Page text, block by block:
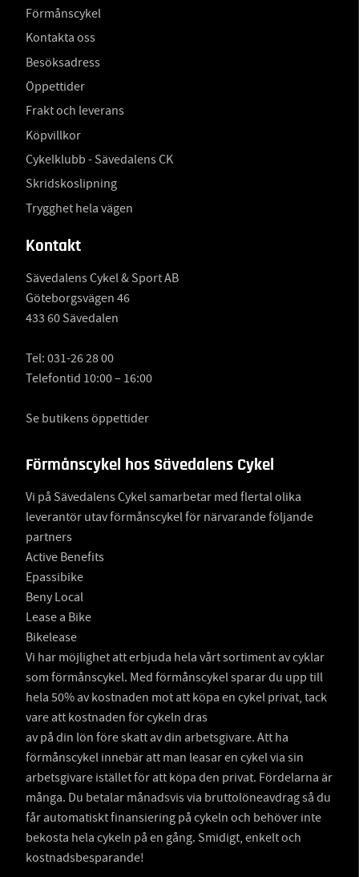
Förmånscykel
Kontakta oss
Besöksadress
Öppettider
Frakt och leverans
Köpvillkor
Cykelklubb - Sävedalens CK
Skridskoslipning
Trygghet hela vägen
Kontakt
Sävedalens Cykel & Sport AB
Göteborgsvägen 46
433 60 Sävedalen
Tel: 031-26 28 00
Telefontid 10:00 – 16:00
Se butikens öppettider
Förmånscykel hos Sävedalens Cykel
Vi på Sävedalens Cykel samarbetar med flertal olika
leverantör utav förmånscykel för närvarande följande
partners
Active Benefits
Epassibike
Beny Local
Lease a Bike
Bikelease
Vi har möjlighet att erbjuda hela vårt sortiment av cyklar
som förmånscykel. Med förmånscykel sparar du upp till
hela 50% av kostnaden mot att köpa en cykel privat, tack
vare att kostnaden för cykeln dras
av på din lön före skatt av din arbetsgivare. Att ha
förmånscykel innebär att man leasar en cykel via sin
arbetsgivare istället för att köpa den privat. Fördelarna är
många. Du betalar månadsvis via bruttolöneavdrag så du
får automatiskt finansiering på cykeln och behöver inte
bekosta hela cykeln på en gång. Smidigt, enkelt och
kostnadsbesparande!